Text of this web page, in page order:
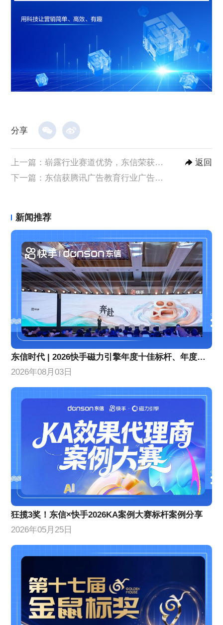
分享
上一篇：
崭露行业赛道优势，东信荣获巨量引擎品牌资产经营案例大赛「行业先锋奖」
下一篇：
东信获腾讯广告教育行业广告创意PK赛「最佳综合效果奖」，创见教育新营销
返回
新闻推荐
东信时代 | 2026快手磁力引擎年度十佳标杆、年度优秀合作伙伴！
2026年08月03日
狂揽3奖！东信×快手2026KA案例大赛标杆案例分享
2026年05月25日